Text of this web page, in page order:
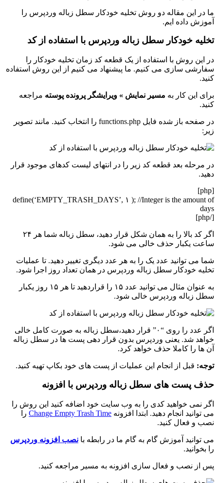
ما در این مقاله دو روش تخلیه خودکار سطل زباله وردپرس را
آموزش داده ایم.
تخلیه خودکار سطل زباله وردپرس با استفاده از کد
در این روش با استفاده از یک قطعه کد زمان تخلیه خودکار را
سفارشی سازی می کنیم. ما پیشنهاد می کنیم از این روش استفاده
کنید.
برای این کار به مسیر نمایش » ویرایشگر پرونده پوسته مراجعه
کنید.
در صفحه باز شده فایل functions.php را انتخاب کنید. مانند تصویر
زیر:
در مرحله بعد قطعه کد زیر را در انتهای لیست کدهای موجود قرار
دهید.
[php]
define(‘EMPTY_TRASH_DAYS’, ۱ ); //Integer is the amount of
days
[/php]
اگر کد بالا را به همان شکل قرار دهید، سطل زباله شما هر ۲۴
ساعت یکبار حذف خالی می شود.
شما می توانید عدد یک را به هر عدد دیگری تغییر دهید. تا عملیات
تخلیه خودکار سطل زباله وردپرس در همان تعداد روز اجرا شود.
به عنوان مثال می توانید عدد ۱۵ را قراردهید تا هر ۱۵ روز یکبار
سطل زباله وردپرس خالی شود.
اگر عدد را روی “۰” قرار دهید،سطل زباله به صورت کامل خالی
خواهد شد. یعنی وردپرس بدون قرار دهی پست ها در سطل زباله
آن ها را کاملا حذف خواهد کرد.
توجه: قبل از انجام این عملیات از پست های خود بکاپ تهیه کنید.
حذف پست های سطل زباله وردپرس با افزونه
اگر نمی خواهید کدی را به وب سایت خود اضافه کنید این روش را
می توانید انجام دهید. ابتدا افزونه Change Empty Trash Time را
نصب و فعال کنید.
می توانید آموزش گام به گام ما در رابطه با نصب افزونه وردپرس
را بخوانید.
پس از نصب و فعال سازی افزونه به مسیر مراجعه کنید.